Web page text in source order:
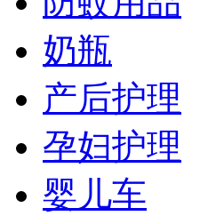
奶瓶
产后护理
孕妇护理
婴儿车